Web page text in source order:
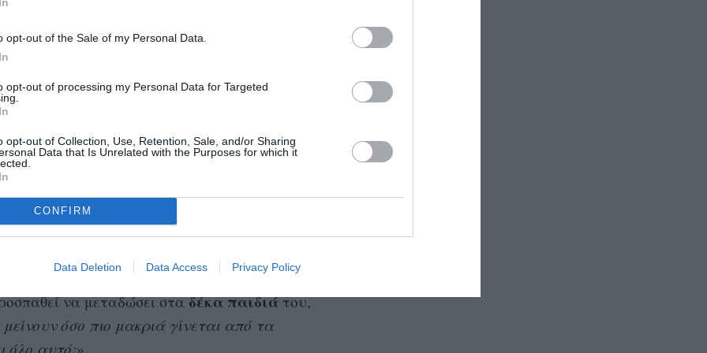
opt-out of the Sale of my Personal Data.
opt-out of processing my Personal Data for Targeted
opt-out of Collection, Use, Retention, Sale, and/or Sharing
Data that Is Unrelated with the Purposes for which it
CONFIRM
Data Deletion Data Access Privacy Policy
να σβήνει και τα τατουάζ που είχε κάνει στα
Romeo καιCruz, το 2020. Πριν από έναν
είχε κάνει στο στήθος του, για τη
».
στην κόρη του, τον σύζυγό της και την
επιχειρηματίας μίλησε στο πλαίσιο
με χιούμορ την έντονη
του: «Η οικογένειά μου βρέθηκε
καν προσέξει».
να μεταδώσει σταδέκα παιδιάτου,
όσο πιο μακριά γίνεται από τα
όλο αυτό;».